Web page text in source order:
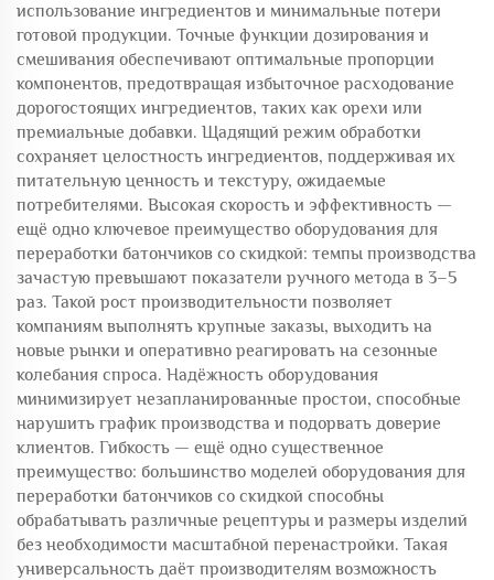
использование ингредиентов и минимальные потери
готовой продукции. Точные функции дозирования и
смешивания обеспечивают оптимальные пропорции
компонентов, предотвращая избыточное расходование
дорогостоящих ингредиентов, таких как орехи или
премиальные добавки. Щадящий режим обработки
сохраняет целостность ингредиентов, поддерживая их
питательную ценность и текстуру, ожидаемые
потребителями. Высокая скорость и эффективность —
ещё одно ключевое преимущество оборудования для
переработки батончиков со скидкой: темпы производства
зачастую превышают показатели ручного метода в 3–5
раз. Такой рост производительности позволяет
компаниям выполнять крупные заказы, выходить на
новые рынки и оперативно реагировать на сезонные
колебания спроса. Надёжность оборудования
минимизирует незапланированные простои, способные
нарушить график производства и подорвать доверие
клиентов. Гибкость — ещё одно существенное
преимущество: большинство моделей оборудования для
переработки батончиков со скидкой способны
обрабатывать различные рецептуры и размеры изделий
без необходимости масштабной перенастройки. Такая
универсальность даёт производителям возможность